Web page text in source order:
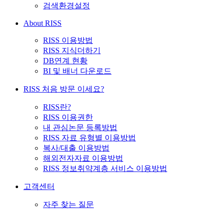
검색환경설정
About RISS
RISS 이용방법
RISS 지식더하기
DB연계 현황
BI 및 배너 다운로드
RISS 처음 방문 이세요?
RISS란?
RISS 이용권한
내 관심논문 등록방법
RISS 자료 유형별 이용방법
복사/대출 이용방법
해외전자자료 이용방법
RISS 정보취약계층 서비스 이용방법
고객센터
자주 찾는 질문